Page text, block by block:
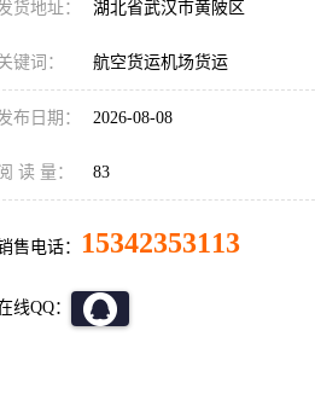
货地址： 湖北省武汉市黄陂区
键词： 航空货运机场货运
布日期： 2026-08-08
读 量： 83
售电话： 15342353113
线QQ：